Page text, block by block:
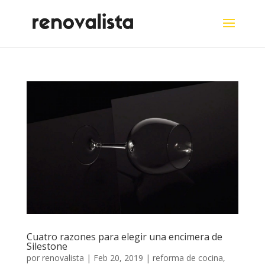
Cuatro razones para elegir una encimera de
Silestone
por renovalista | Feb 20, 2019 | reforma de cocina,